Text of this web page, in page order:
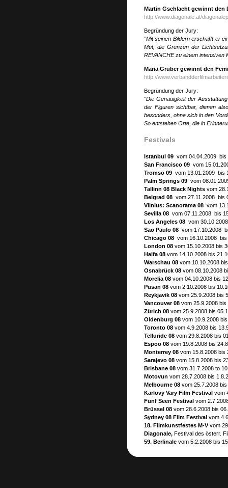
Martin Gschlacht gewinnt den
http://www.diagonale.at/
Begründung der Jury:
“Mit seinen Bildern erschafft er
Mut, die Grenzen der
REVANCHE zu einem intensiven
Maria Gruber gewinnt den
http://
Begründung der Jury:
"Die Genauigkeit der
der Figuren sichtbar, dienen
besonders, ohne sich in den
So entstehen Orte, die in
Festivals
Istanbul 09 vom 04.04.2009 bis
San Francisco 09 vom
Tromsö 09 vom 13.01.2009 bis
Palm Springs 09 vom
Tallinn 08 Black Nights vom
Belgrad 08 vom 27.11.2008 bis
Vilnius: Scanorama 08 vom
Sevilla 08 vom 07.11.2008 bis
Los Angeles 08 vom
Sao Paulo 08 vom 17.10.2008
Chicago 08 vom 16.10.2008 bis
London 08 vom 15.10.2008 bis
Haifa 08 vom 14.10.2008 bis
Warschau 08 vom 10.10.2008
Osnabrück 08 vom 08.10.2008
Morelia 08 vom 04.10.2008 bis
Pusan 08 vom 2.10.2008 bis
Reykjavik 08 vom 25.9.2008 bis
Vancouver 08 vom 25.9.2008 bis
Zürich 08 vom 25.9.2008 bis
Oldenburg 08 vom 10.9.2008
Toronto 08 vom 4.9.2008 bis
Telluride 08 vom 29.8.2008 bis
Espoo 08 vom 19.8.2008 bis
Monterrey 08 vom 15.8.2008 bis
Sarajevo 08 vom 15.8.2008 bis
Brisbane 08 vom 31.7.2008 to
Motovun vom 28.7.2008 bis
Melbourne 08 vom 25.7.2008
Karlovy Vary Film Festival vom
Fünf Seen Festival vom
Brüssel 08 vom 28.6.2008 bis
Sydney 08 Film Festival vom
18. Filmkunstfestes M-Vvom
Diagonale, Festival des österr.
59. Berlinale vom 5.2.2008 bis